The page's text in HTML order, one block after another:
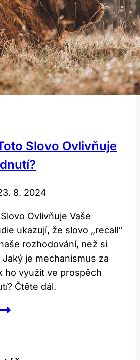
Slovo Ovlivňuje
8. 2024
Ovlivňuje Vaše
ukazují, že slovo „recall“
rozhodování, než si
je mechanismus za
ho využít ve prospěch
Čtěte dál.